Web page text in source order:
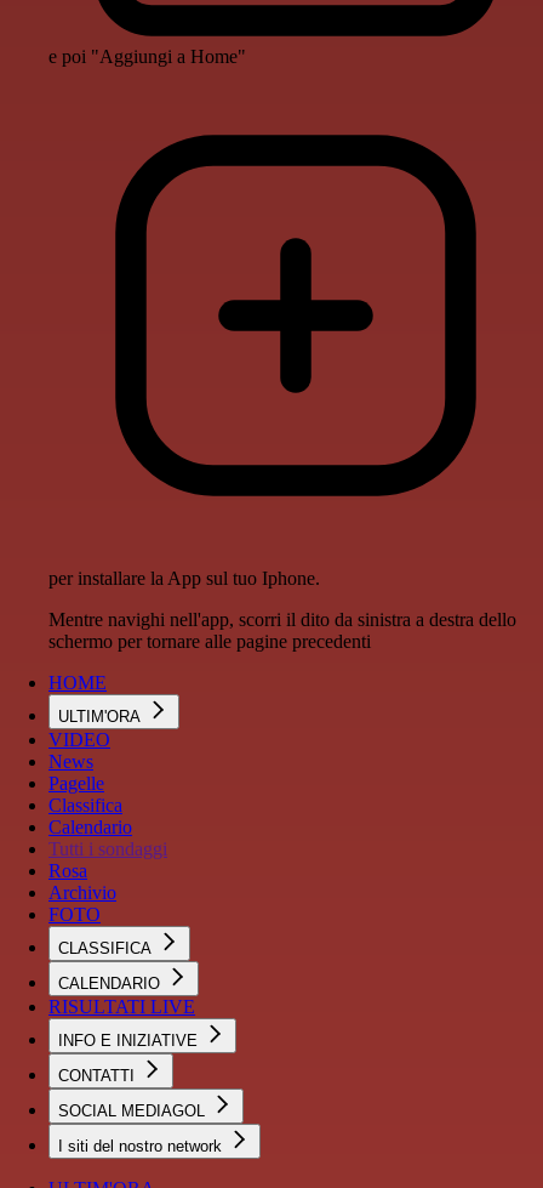
e poi "Aggiungi a Home"
per installare la App sul tuo Iphone.
Mentre navighi nell'app, scorri il dito da sinistra a destra dello
schermo per tornare alle pagine precedenti
HOME
ULTIM'ORA
VIDEO
News
Pagelle
Classifica
Calendario
Tutti i sondaggi
Rosa
Archivio
FOTO
CLASSIFICA
CALENDARIO
RISULTATI LIVE
INFO E INIZIATIVE
CONTATTI
SOCIAL MEDIAGOL
I siti del nostro network